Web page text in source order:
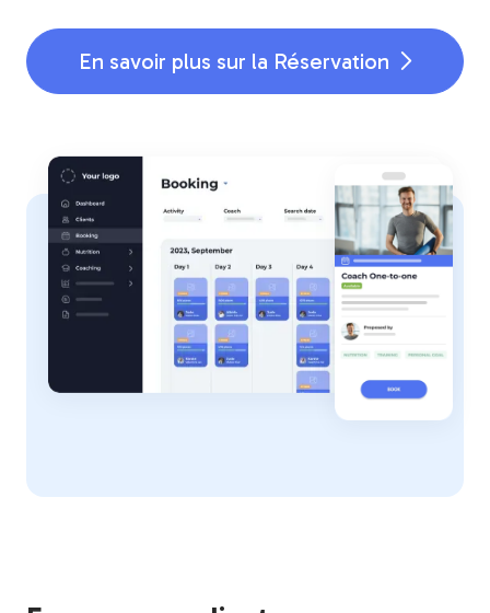
En savoir plus sur la Réservation 